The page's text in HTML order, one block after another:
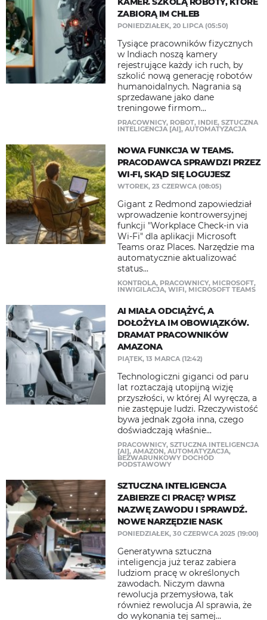
ZABIORĄ IM CHLEB
PONIEDZIAŁEK, 20 LIPCA (05:50)
Tysiące pracowników fizycznych
w Indiach noszą kamery
rejestrujące każdy ich ruch, by
szkolić nową generację robotów
humanoidalnych. Nagrania są
sprzedawane jako dane
treningowe firmom...
PRACOWNICY, ROBOT, INDIE, SZTUCZNA
INTELIGENCJA [AI], AUTOMATYZACJA
NOWA FUNKCJA W TEAMS.
PRACODAWCA SPRAWDZI PRZEZ
WI-FI, SKĄD SIĘ LOGUJESZ
WTOREK, 23 CZERWCA (08:05)
Gigant z Redmond zapowiedział
wprowadzenie kontrowersyjnej
funkcji "Workplace Check-in via
Wi-Fi" dla aplikacji Microsoft
Teams oraz Places. Narzędzie ma
automatycznie aktualizować
status...
KONTROLA, PRACOWNICY, MICROSOFT,
INWIGILACJA, WIFI, MICROSOFT TEAMS
AI MIAŁA ODCIĄŻYĆ, A
DOŁOŻYŁA IM OBOWIĄZKÓW.
DRAMAT PRACOWNIKÓW
AMAZONA
PIĄTEK, 13 MARCA (12:42)
Technologiczni giganci od paru
lat roztaczają utopijną wizję
przyszłości, w której AI wyręcza, a
nie zastępuje ludzi. Rzeczywistość
bywa jednak zgoła inna, czego
doświadczają właśnie...
PRACOWNICY, SZTUCZNA INTELIGENCJA
[AI], AMAZON, AUTOMATYZACJA,
BEZWARUNKOWY DOCHÓD
PODSTAWOWY
SZTUCZNA INTELIGENCJA
ZABIERZE CI PRACĘ? WPISZ
NAZWĘ ZAWODU I SPRAWDŹ.
NOWE NARZĘDZIE NASK
PONIEDZIAŁEK, 30 CZERWCA 2025 (19:00)
Generatywna sztuczna
inteligencja już teraz zabiera
ludziom pracę w określonych
zawodach. Niczym dawna
rewolucja przemysłowa, tak
również rewolucja AI sprawia, że
do wykonania tej samej...